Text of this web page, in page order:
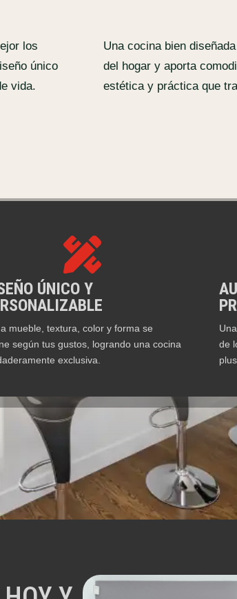
los
único
vida.
Una cocina bien
del hogar y aporta
estética y práctica que

ÚNICO Y
mueble, textura, color y forma se
según tus gustos, logrando una cocina
exclusiva.
de